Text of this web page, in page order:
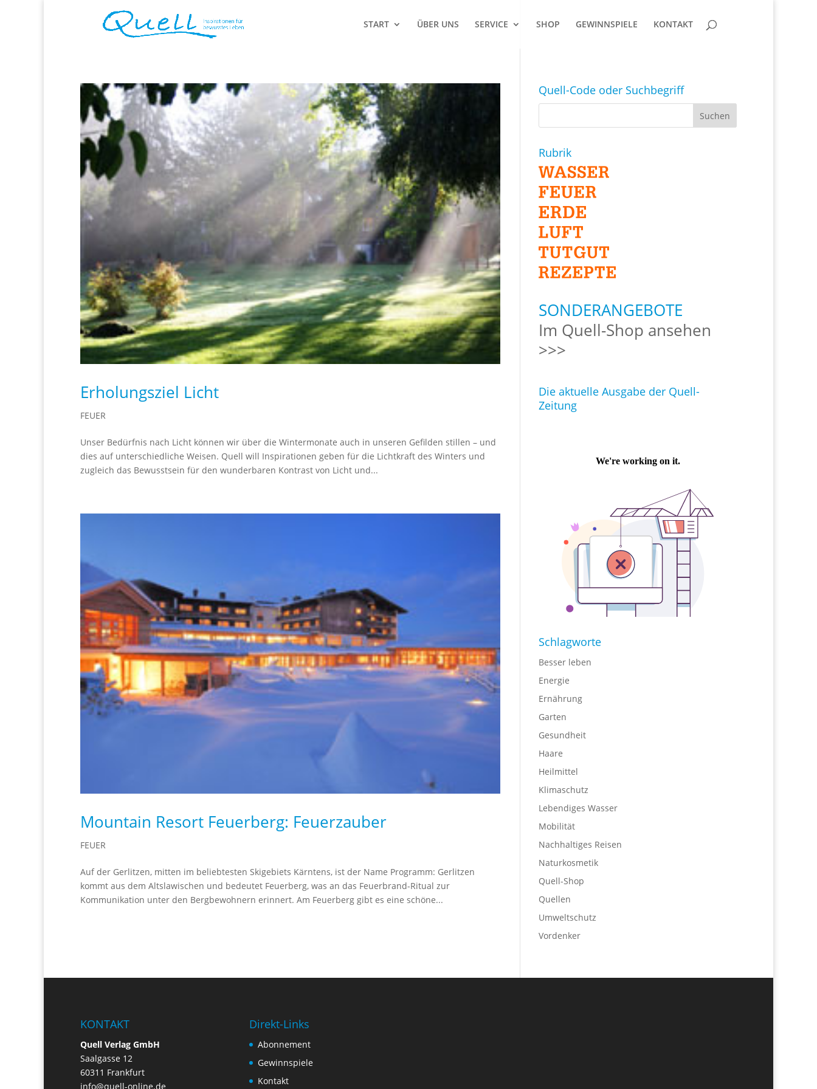
START ÜBER UNS SERVICE SHOP GEWINNSPIELE KONTAKT
Erholungsziel Licht
FEUER
Unser Bedürfnis nach Licht können wir über die Wintermonate auch in unseren Gefilden stillen – und
dies auf unterschiedliche Weisen. Quell will Inspirationen geben für die Lichtkraft des Winters und
zugleich das Bewusstsein für den wunderbaren Kontrast von Licht und...
Mountain Resort Feuerberg: Feuerzauber
FEUER
Auf der Gerlitzen, mitten im beliebtesten Skigebiets Kärntens, ist der Name Programm: Gerlitzen
kommt aus dem Altslawischen und bedeutet Feuerberg, was an das Feuerbrand-Ritual zur
Kommunikation unter den Bergbewohnern erinnert. Am Feuerberg gibt es eine schöne...
Quell-Code oder Suchbegriff
Rubrik
SONDERANGEBOTE
Im Quell-Shop ansehen
>>>
Die aktuelle Ausgabe der Quell-
Zeitung
Schlagworte
Besser leben
Energie
Ernährung
Garten
Gesundheit
Haare
Heilmittel
Klimaschutz
Lebendiges Wasser
Mobilität
Nachhaltiges Reisen
Naturkosmetik
Quell-Shop
Quellen
Umweltschutz
Vordenker
KONTAKT
Quell Verlag GmbH
Saalgasse 12
60311 Frankfurt
info@quell-online.de
Direkt-Links
Abonnement
Gewinnspiele
Kontakt